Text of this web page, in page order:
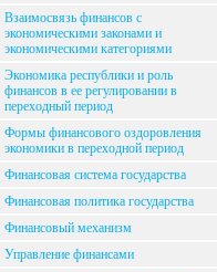
Взаимосвязь финансов с
экономическими законами и
экономическими категориями
Экономика республики и роль
финансов в ее регулировании в
переходный период
Формы финансового оздоровления
экономики в переходной период
Финансовая система государства
Финансовая политика государства
Финансовый механизм
Управление финансами